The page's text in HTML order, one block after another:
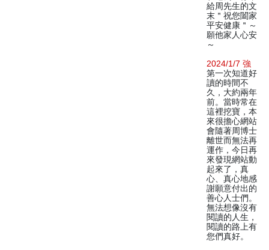
給周先生的文
末＂祝您闔家
平安健康＂～
願他家人心安
～
2024/1/7 強
第一次知道好
讀的時間不
久，大約兩年
前。當時常在
這裡挖寶，本
來很擔心網站
會隨著周博士
離世而無法再
運作，今日再
來發現網站動
起來了，真
心、真心地感
謝願意付出的
善心人士們。
無法想像沒有
閱讀的人生，
閱讀的路上有
您們真好。